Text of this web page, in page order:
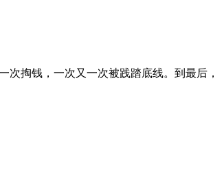
掏钱，一次又一次被践踏底线。到最后，